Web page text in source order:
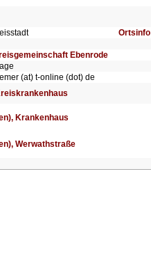
Ortsinfo
Ebenrode
(at) t-online (dot) de
Krankenhaus
Werwathstraße